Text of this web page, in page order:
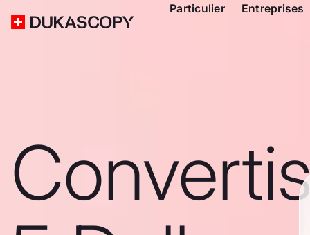
Particulier Entreprises